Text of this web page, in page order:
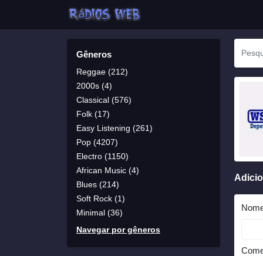
Gêneros
Reggae (212)
2000s (4)
Classical (576)
Folk (17)
Easy Listening (261)
Pop (4207)
Electro (1150)
African Music (4)
Blues (214)
Soft Rock (1)
Minimal (36)
Navegar por gêneros